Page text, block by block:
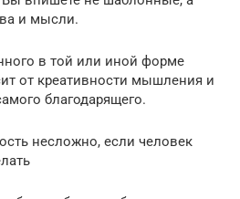
и мысли.
в той или иной форме
от креативности мышления и
благодарящего.
несложно, если человек